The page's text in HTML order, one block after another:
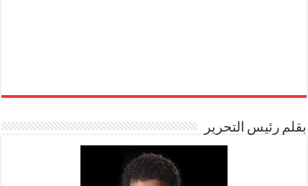
بقلم رئيس التحرير